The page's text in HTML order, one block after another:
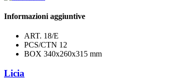
Informazioni aggiuntive
ART. 18/E
PCS/CTN 12
BOX 340x260x315 mm
Licia